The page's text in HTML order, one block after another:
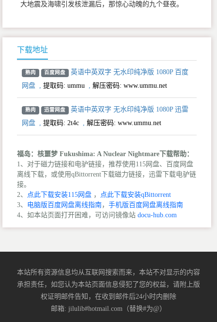
大地震及海啸引发核泄漏后，那惊心动魄的九个昼夜。
下载地址
熟肉 百度网盘
英语中英双字 无水印纯净版 1080P 百度
网盘 , 提取码: ummu , 解压密码: www.ummu.net
熟肉 迅雷网盘
英语中英双字 无水印纯净版 1080P 迅雷
网盘 , 提取码: 2t4c , 解压密码: www.ummu.net
福岛：核噩梦 Fukushima: A Nuclear Nightmare下载帮助：
1、对于磁力链接和电驴链接，推荐使用115网盘、百度网盘
离线下载，或使用qBittorrent下载磁力链接，迅雷下载电驴链
接。
2、 点此下载安装115网盘 ， 点此下载安装qBittorrent
3、 电脑版百度网盘离线指南， 手机版百度网盘离线指南
4、如本站页面打开困难，可访问镜像站 docu-hub.com
本站所有资源信息均从互联网搜索而来，本站不对显示的内容
承担责任，如您认为本站页面信息侵犯了您的权益，请附上版
权证明邮件告知，在收到邮件后24小时内删除
邮箱: jilulib#hotmail.com（替换#为@）